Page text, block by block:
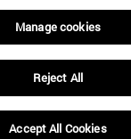
Manage cookies
Reject All
Accept All Cookies